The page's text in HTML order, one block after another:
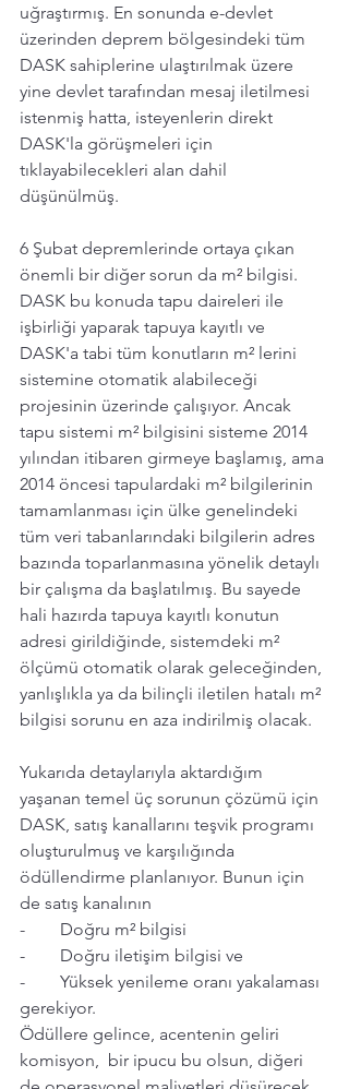
uğraştırmış. En sonunda e-devlet
üzerinden deprem bölgesindeki tüm
DASK sahiplerine ulaştırılmak üzere
yine devlet tarafından mesaj iletilmesi
istenmiş hatta, isteyenlerin direkt
DASK'la görüşmeleri için
tıklayabilecekleri alan dahil
düşünülmüş.
6 Şubat depremlerinde ortaya çıkan
önemli bir diğer sorun da m² bilgisi.
DASK bu konuda tapu daireleri ile
işbirliği yaparak tapuya kayıtlı ve
DASK'a tabi tüm konutların m² lerini
sistemine otomatik alabileceği
projesinin üzerinde çalışıyor. Ancak
tapu sistemi m² bilgisini sisteme 2014
yılından itibaren girmeye başlamış, ama
2014 öncesi tapulardaki m² bilgilerinin
tamamlanması için ülke genelindeki
tüm veri tabanlarındaki bilgilerin adres
bazında toparlanmasına yönelik detaylı
bir çalışma da başlatılmış. Bu sayede
hali hazırda tapuya kayıtlı konutun
adresi girildiğinde, sistemdeki m²
ölçümü otomatik olarak geleceğinden,
yanlışlıkla ya da bilinçli iletilen hatalı m²
bilgisi sorunu en aza indirilmiş olacak.
Yukarıda detaylarıyla aktardığım
yaşanan temel üç sorunun çözümü için
DASK, satış kanallarını teşvik programı
oluşturulmuş ve karşılığında
ödüllendirme planlanıyor. Bunun için
de satış kanalının
-        Doğru m² bilgisi
-        Doğru iletişim bilgisi ve
-        Yüksek yenileme oranı yakalaması
gerekiyor.
Ödüllere gelince, acentenin geliri
komisyon,  bir ipucu bu olsun, diğeri